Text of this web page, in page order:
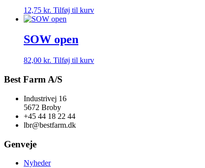
12,75 kr. Tilføj til kurv
SOW open
82,00 kr. Tilføj til kurv
Best Farm A/S
Industrivej 16
5672 Broby
+45 44 18 22 44
lbr@bestfarm.dk
Genveje
Nyheder